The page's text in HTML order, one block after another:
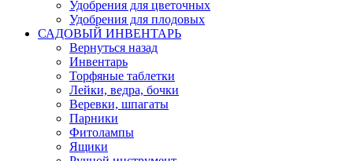
Удобрения для цветочных
Удобрения для плодовых
САДОВЫЙ ИНВЕНТАРЬ
Вернуться назад
Инвентарь
Торфяные таблетки
Лейки, ведра, бочки
Веревки, шпагаты
Парники
Фитолампы
Ящики